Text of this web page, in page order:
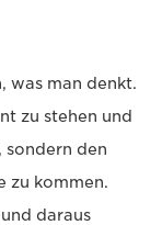
was man denkt.
zu stehen und
den
zu kommen.
daraus